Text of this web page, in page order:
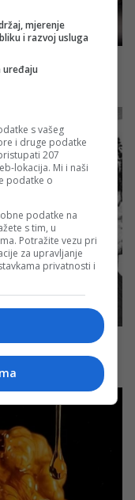
mjerenje
i razvoj usluga
uređaju
s vašeg
i druge podatke
207
lokacija. Mi i naši
podatke o
podatke na
s tim, u
Potražite vezu pri
za upravljanje
privatnosti i